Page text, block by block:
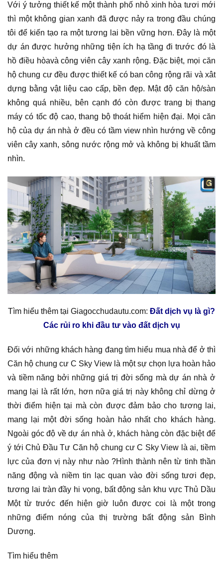
Với ý tưởng thiết kế một thành phố nhỏ xinh hòa tươi mới
thì một không gian xanh đã được nảy ra trong đầu chúng
tôi để kiến tạo ra một tương lai bền vững hơn. Đây là một
dự án được hưởng những tiện ích hạ tầng đi trước đó là
hồ điều hòavà công viên cây xanh rộng. Đặc biệt, mọi căn
hộ chung cư đều được thiết kế có ban công rộng rãi và xât
dựng bằng vật liệu cao cấp, bền đẹp. Mật độ căn hộ/sàn
không quá nhiều, bên cạnh đó còn được trang bị thang
máy có tốc độ cao, thang bộ thoát hiểm hiện đại. Mọi căn
hộ của dự án nhà ở đều có tầm view nhìn hướng về công
viên cây xanh, sông nước rộng mở và không bị khuất tầm
nhìn.
Tìm hiểu thêm tại Giagocchudautu.com: Đất dịch vụ là gì?
Các rủi ro khi đầu tư vào đất dịch vụ
Đối với những khách hàng đang tìm hiểu mua nhà để ở thì
Căn hộ chung cư C Sky View là một sự chọn lựa hoàn hảo
và tiềm năng bởi những giá trị đời sống mà dự án nhà ở
mang lại là rất lớn, hơn nữa giá trị này không chỉ dừng ở
thời điểm hiện tại mà còn được đảm bảo cho tương lai,
mang lại một đời sống hoàn hảo nhất cho khách hàng.
Ngoài góc độ về dự án nhà ở, khách hàng còn đặc biệt để
ý tới Chủ Đầu Tư Căn hộ chung cư C Sky View là ai, tiềm
lực của đơn vị này như nào ?Hình thành nên từ tinh thần
năng động và niềm tin lạc quan vào đời sống tươi đẹp,
tương lai tràn đầy hi vọng, bất động sản khu vực Thủ Dầu
Một từ trước đến hiện giờ luôn được coi là một trong
những điểm nóng của thị trường bất động sản Bình
Dương.
Tìm hiểu thêm